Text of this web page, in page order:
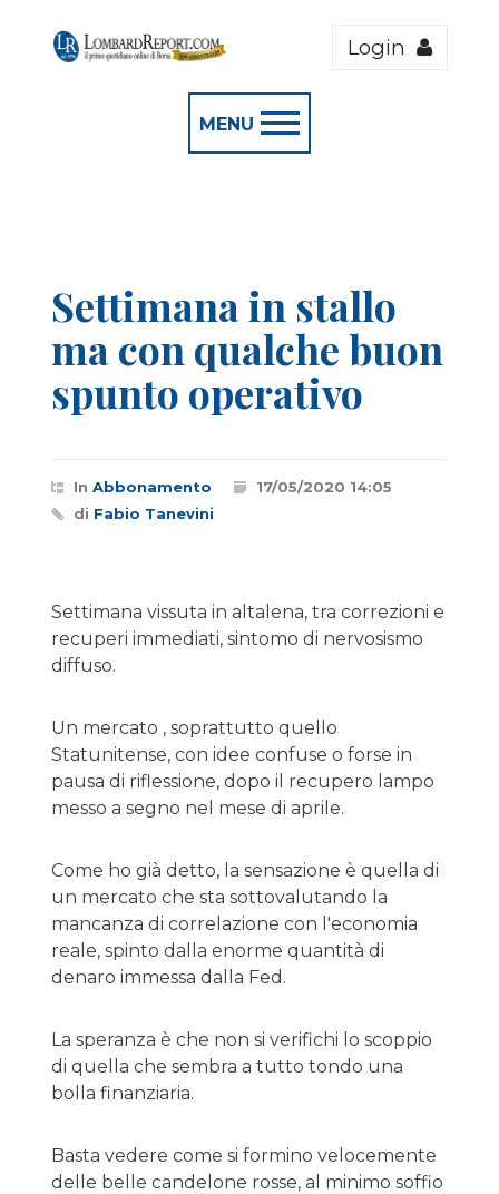
Login
MENU
Settimana in stallo
ma con qualche buon
spunto operativo
In Abbonamento
17/05/2020 14:05
di Fabio Tanevini
Settimana vissuta in altalena, tra correzioni e
recuperi immediati, sintomo di nervosismo
diffuso.
Un mercato , soprattutto quello
Statunitense, con idee confuse o forse in
pausa di riflessione, dopo il recupero lampo
messo a segno nel mese di aprile.
Come ho già detto, la sensazione è quella di
un mercato che sta sottovalutando la
mancanza di correlazione con l'economia
reale, spinto dalla enorme quantità di
denaro immessa dalla Fed.
La speranza è che non si verifichi lo scoppio
di quella che sembra a tutto tondo una
bolla finanziaria.
Basta vedere come si formino velocemente
delle belle candelone rosse, al minimo soffio